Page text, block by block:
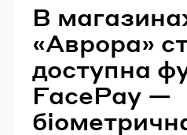
В
«Аврора»
доступна
FacePay —